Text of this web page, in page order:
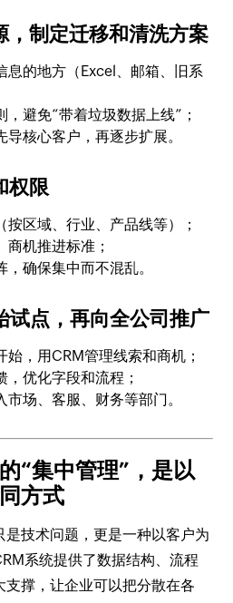
，制定迁移和清洗方案
息的地方（Excel、邮箱、旧系
避免“带着垃圾数据上线”；
核心客户，再逐步扩展。
权限
按区域、行业、产品线等）；
机推进标准；
确保集中而不混乱。
试点，再向全公司推广
，用CRM管理线索和商机；
优化字段和流程；
场、客服、财务等部门。
“集中管理”，是以
方式
技术问题，更是一种以客户为
系统提供了数据结构、流程
支撑，让企业可以把分散在各